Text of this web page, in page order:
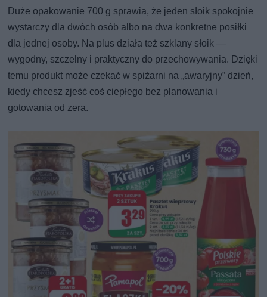
Duże opakowanie 700 g sprawia, że jeden słoik spokojnie
wystarczy dla dwóch osób albo na dwa konkretne posiłki
dla jednej osoby. Na plus działa też szklany słoik —
wygodny, szczelny i praktyczny do przechowywania. Dzięki
temu produkt może czekać w spiżarni na „awaryjny” dzień,
kiedy chcesz zjeść coś ciepłego bez planowania i
gotowania od zera.